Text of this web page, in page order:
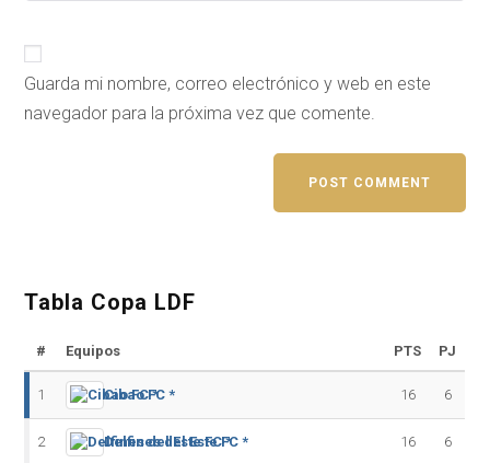
Guarda mi nombre, correo electrónico y web en este
navegador para la próxima vez que comente.
Tabla Copa LDF
# Equipos PTS PJ
1 Cibao FC * 16 6
2 Delfines del Este FC * 16 6